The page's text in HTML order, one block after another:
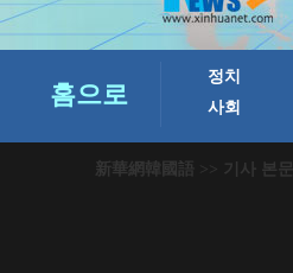
新華網韓國語 >> 기사 본문